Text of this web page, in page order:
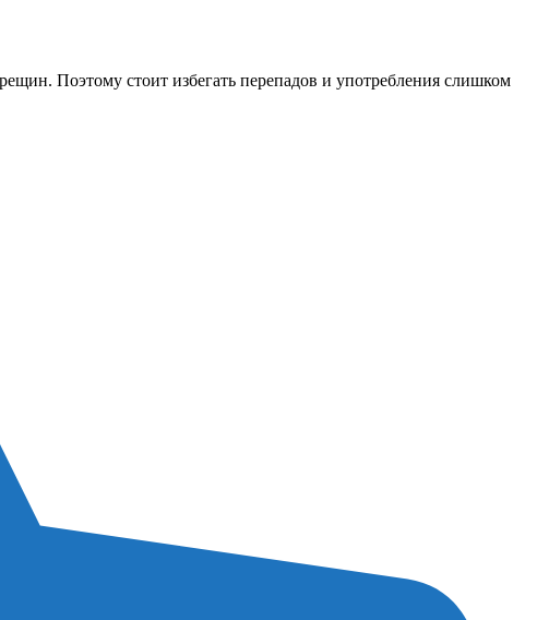
Поэтому стоит избегать перепадов и употребления слишком